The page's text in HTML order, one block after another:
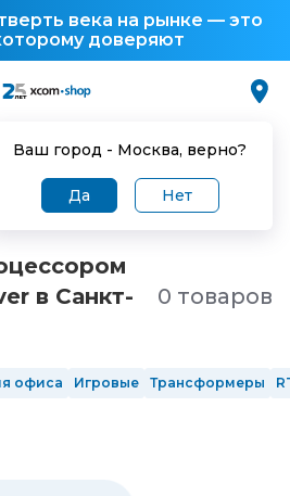
века на рынке — это
доверяют
Ваш город - Москва, верно?
Да Нет
и ноутбуки Ноутбуки
в Санкт-
0 товаров
офиса Игровые Трансформеры